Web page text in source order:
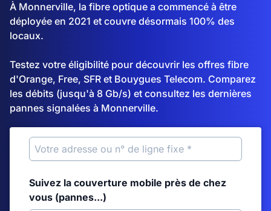
À Monnerville, la fibre optique a commencé à être
déployée en 2021 et couvre désormais 100% des
locaux.
Testez votre éligibilité pour découvrir les offres fibre
d'Orange, Free, SFR et Bouygues Telecom. Comparez
les débits (jusqu'à 8 Gb/s) et consultez les dernières
pannes signalées à Monnerville.
Suivez la couverture mobile près de chez
vous (pannes...)